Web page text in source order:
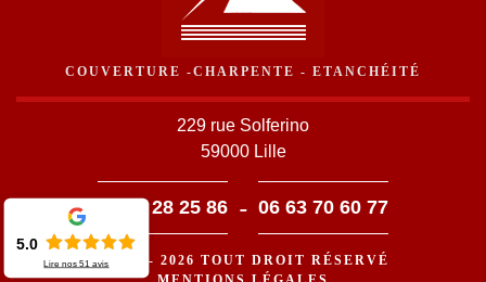
COUVERTURE -CHARPENTE - ETANCHÉITÉ
229 rue Solferino
59000 Lille
03 59 28 25 86 - 06 63 70 60 77
©2016 - 2026 TOUT DROIT RÉSERVÉ
5.0
Lire nos51 avis